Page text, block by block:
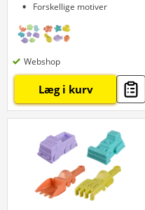
Forskellige motiver
Webshop
Læg i kurv